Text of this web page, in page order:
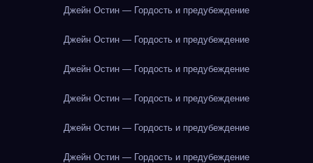
Джейн Остин — Гордость и предубеждение
Джейн Остин — Гордость и предубеждение
Джейн Остин — Гордость и предубеждение
Джейн Остин — Гордость и предубеждение
Джейн Остин — Гордость и предубеждение
Джейн Остин — Гордость и предубеждение